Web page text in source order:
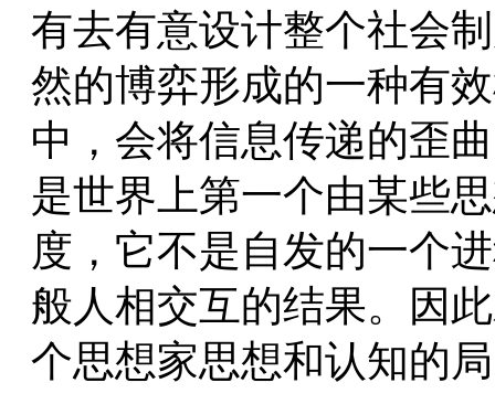
有去有意设计整个社会
然的博弈形成的一种有
中，会将信息传递的歪
是世界上第一个由某些
度，它不是自发的一个
般人相交互的结果。因
个思想家思想和认知的